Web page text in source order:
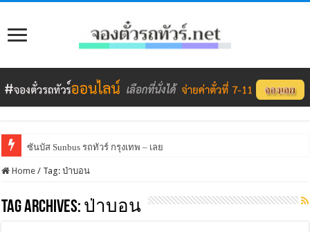
ซันบัส Sunbus รถทัวร์ กรุงเทพ – เลย
Home / Tag:ป่าบอน
Tag Archives: ป่าบอน